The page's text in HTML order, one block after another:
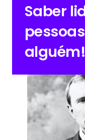
Saber
alguém!